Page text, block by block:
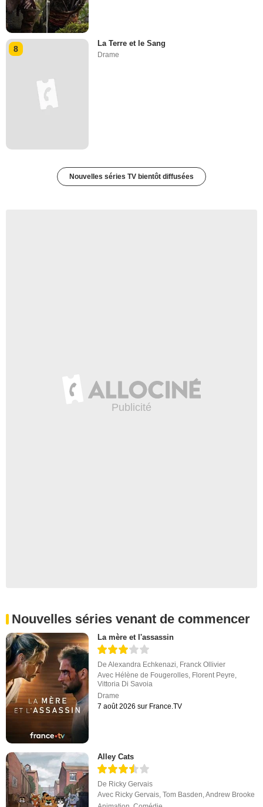
8
La Terre et le Sang
Drame
Nouvelles séries TV bientôt diffusées
Nouvelles séries venant de commencer
La mère et l'assassin
DeAlexandra Echkenazi, Franck Ollivier
Avec Hélène de Fougerolles, Florent Peyre,
Vittoria Di Savoia
Drame
7 août 2026 sur France.TV
Alley Cats
De Ricky Gervais
Avec Ricky Gervais,Tom Basden,Andrew Brooke